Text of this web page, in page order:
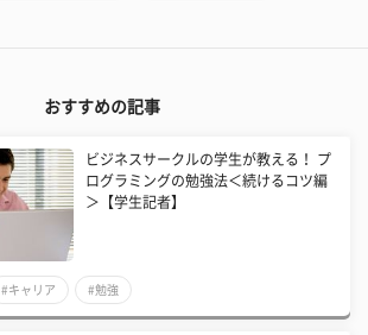
おすすめの記事
ビジネスサークルの学生が教える！ プ
ログラミングの勉強法＜続けるコツ編
＞【学生記者】
#キャリア #勉強